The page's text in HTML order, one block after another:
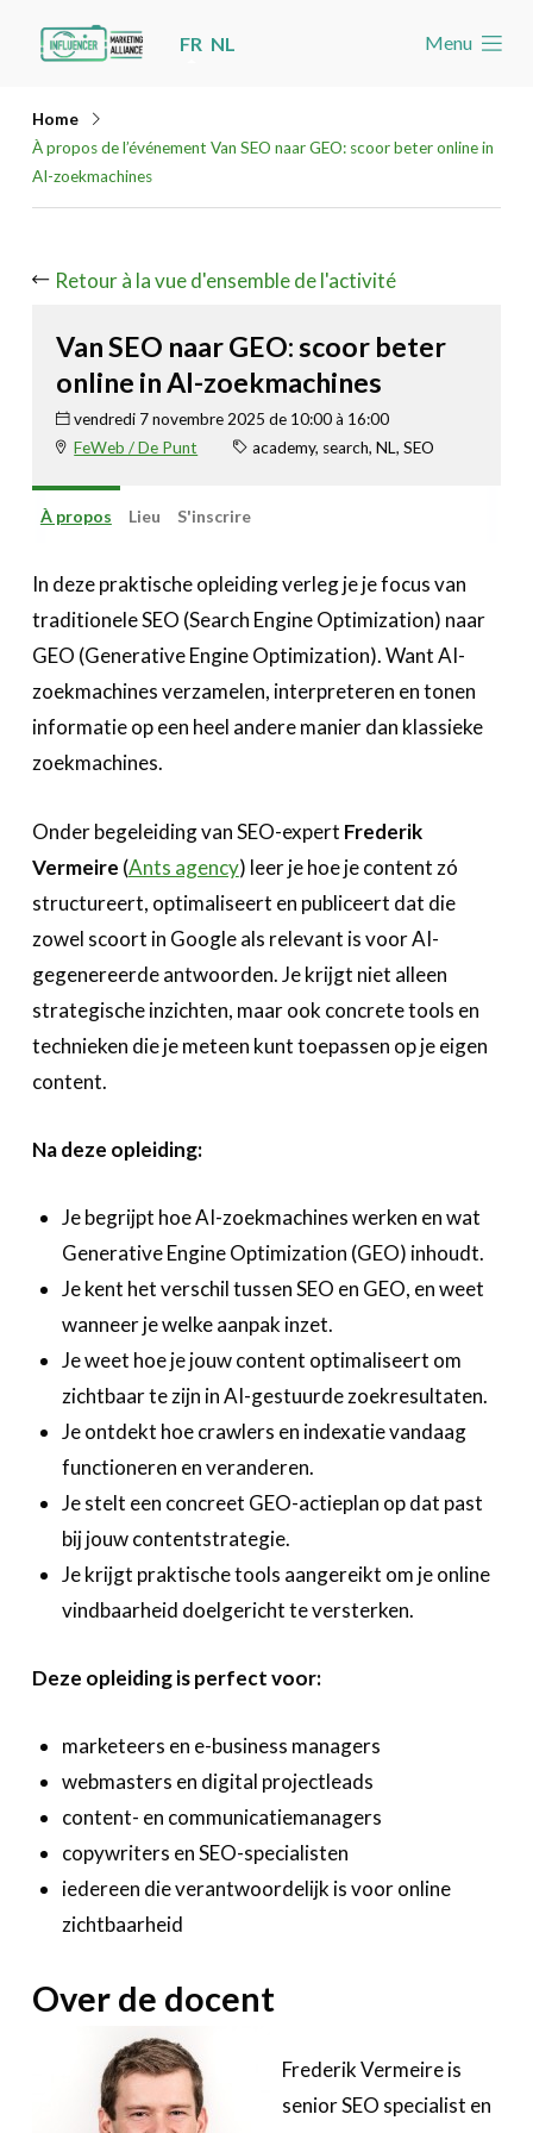
Jump
to
navigation
Jump
main
FR NL Menu
Home
À propos de l’événement Van SEO naar GEO: scoor beter online in
AI-zoekmachines
Retour à la vue d'ensemble de l'activité
Van SEO naar GEO: scoor beter
online in AI-zoekmachines
vendredi 7 novembre 2025 de 10:00 à 16:00
FeWeb / De Punt
academy, search, NL, SEO
À propos Lieu S'inscrire
In deze praktische opleiding verleg je je focus van
traditionele SEO (Search Engine Optimization) naar
GEO (Generative Engine Optimization). Want AI-
zoekmachines verzamelen, interpreteren en tonen
informatie op een heel andere manier dan klassieke
zoekmachines.
Onder begeleiding van SEO-expert Frederik
Vermeire (Ants agency) leer je hoe je content zó
structureert, optimaliseert en publiceert dat die
zowel scoort in Google als relevant is voor AI-
gegenereerde antwoorden. Je krijgt niet alleen
strategische inzichten, maar ook concrete tools en
technieken die je meteen kunt toepassen op je eigen
content.
Na deze opleiding:
Je begrijpt hoe AI-zoekmachines werken en wat
Generative Engine Optimization (GEO) inhoudt.
Je kent het verschil tussen SEO en GEO, en weet
wanneer je welke aanpak inzet.
Je weet hoe je jouw content optimaliseert om
zichtbaar te zijn in AI-gestuurde zoekresultaten.
Je ontdekt hoe crawlers en indexatie vandaag
functioneren en veranderen.
Je stelt een concreet GEO-actieplan op dat past
bij jouw contentstrategie.
Je krijgt praktische tools aangereikt om je online
vindbaarheid doelgericht te versterken.
Deze opleiding is perfect voor:
marketeers en e-business managers
webmasters en digital projectleads
content- en communicatiemanagers
copywriters en SEO-specialisten
iedereen die verantwoordelijk is voor online
zichtbaarheid
Over de docent
Frederik Vermeire is
senior SEO specialist en
Les nouvelles
Toolbox